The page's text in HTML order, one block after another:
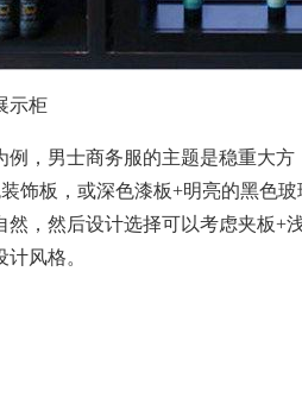
例，男士商务服的主题是稳重大
饰板，或深色漆板+明亮的黑色
然，然后设计选择可以考虑夹板+
风格。